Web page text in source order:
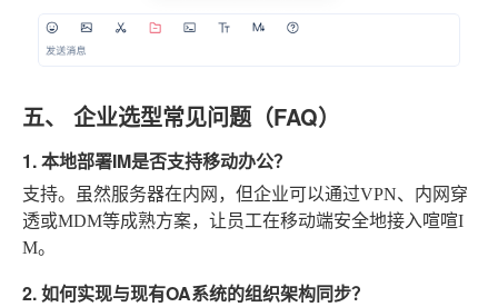
五、 企业选型常见问题（FAQ）
1. 本地部署IM是否支持移动办公？
支持。虽然服务器在内网，但企业可以通过VPN、内网穿
透或MDM等成熟方案，让员工在移动端安全地接入喧喧I
M。
2. 如何实现与现有OA系统的组织架构同步？